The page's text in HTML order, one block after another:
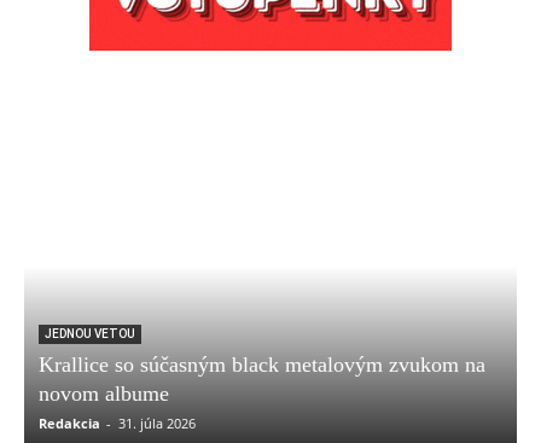
JEDNOU VETOU
Krallice so súčasným black metalovým zvukom na
novom albume
Redakcia - 31. júla 2026